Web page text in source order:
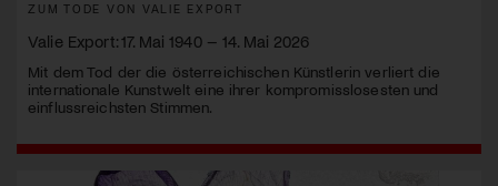
ZUM TODE VON VALIE EXPORT
Valie Export: 17. Mai 1940 – 14. Mai 2026
Mit dem Tod der die österreichischen Künstlerin verliert die
internationale Kunstwelt eine ihrer kompromisslosesten und
einflussreichsten Stimmen.